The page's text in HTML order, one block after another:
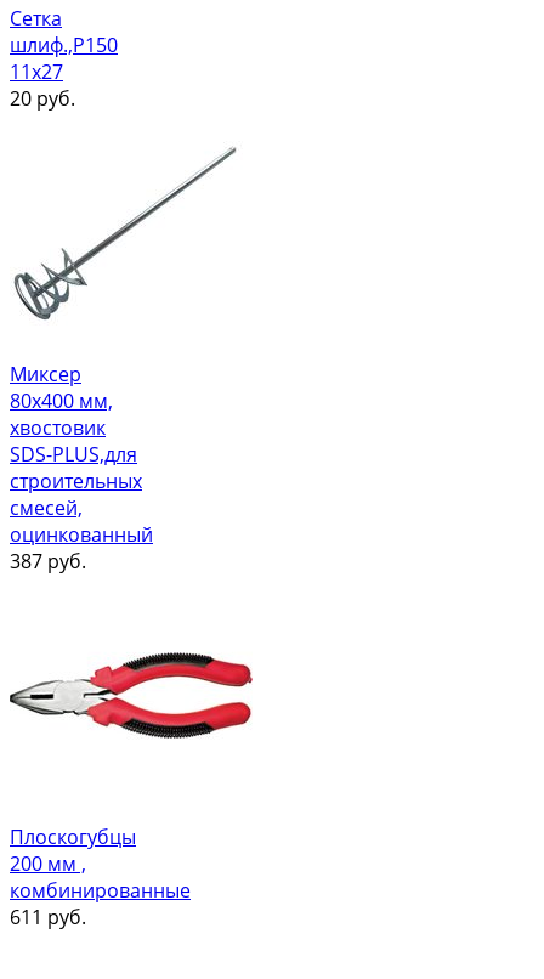
Сетка
шлиф.,Р150
11х27
20 руб.
Миксер
80х400 мм,
хвостовик
SDS-PLUS,для
строительных
смесей,
оцинкованный
387 руб.
Плоскогубцы
200 мм ,
комбинированные
611 руб.